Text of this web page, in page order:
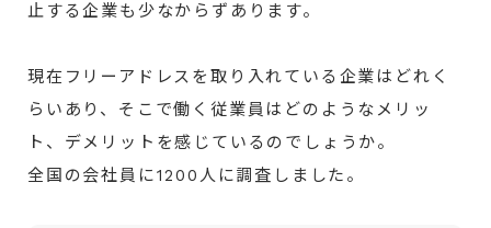
止する企業も少なからずあります。
現在フリーアドレスを取り入れている企業はどれく
らいあり、そこで働く従業員はどのようなメリッ
ト、デメリットを感じているのでしょうか。
全国の会社員に1200人に調査しました。